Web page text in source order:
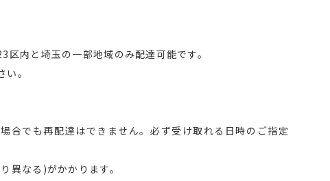
内と埼玉の一部地域のみ配達可能です。
。
合でも再配達はできません。必ず受け取れる日時のご指定
異なる)がかかります。